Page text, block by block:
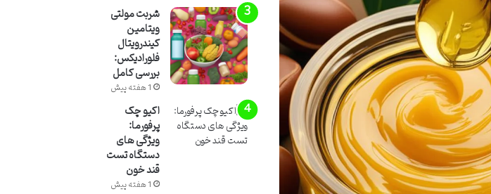
شربت مولتی
ویتامین
کیندرویتال
فلورادیکس:
بررسی کامل
1 هفته پیش
اکیو چک
پرفورما:
ویژگی های
دستگاه تست
قند خون
1 هفته پیش